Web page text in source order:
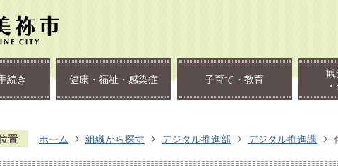
続き 健康・福祉・感染症 子育て・教育
観
置 ホーム 組織から探す デジタル推進部 デジタル推進課